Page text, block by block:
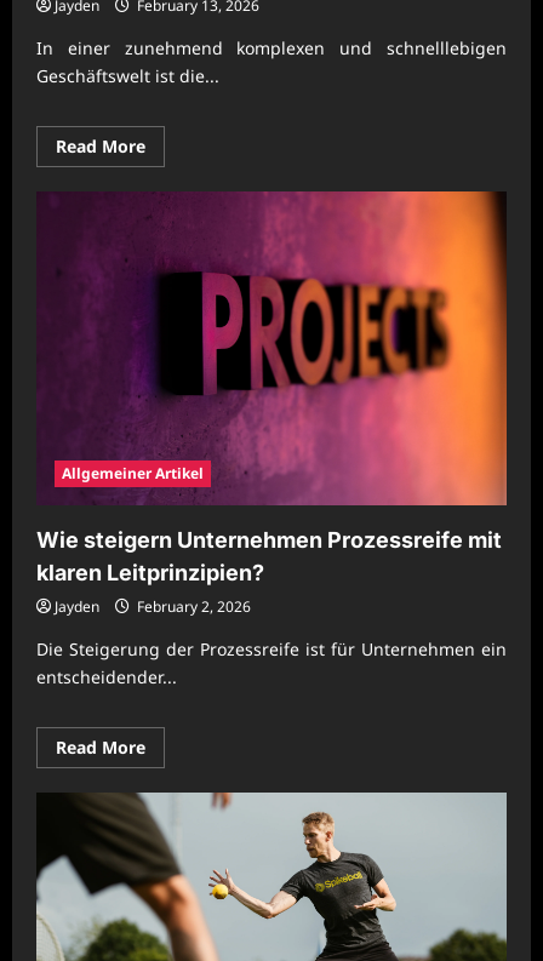
Jayden February 13, 2026
In einer zunehmend komplexen und schnelllebigen
Geschäftswelt ist die...
Read MoreRead
more
Wie
stärken
Unternehmen
Prozessklarheit
für
bessere
Entscheidungen?
Allgemeiner Artikel
Wie steigern Unternehmen Prozessreife mit
klaren Leitprinzipien?
Jayden February 2, 2026
Die Steigerung der Prozessreife ist für Unternehmen ein
entscheidender...
Read MoreRead
more
Wie
steigern
Unternehmen
Prozessreife
mit
klaren
Leitprinzipien?